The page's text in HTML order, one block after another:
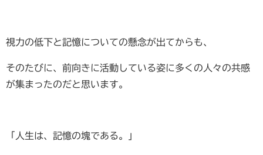
視力の低下と記憶についての懸念が出てからも、
そのたびに、前向きに活動している姿に多くの人々の共感
が集まったのだと思います。
「人生は、記憶の塊である。」